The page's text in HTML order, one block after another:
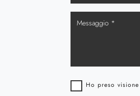
Ho preso